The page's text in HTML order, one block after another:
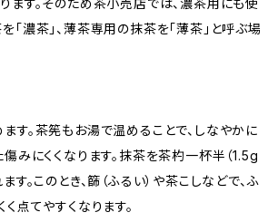
「濃茶」、薄茶専用の抹茶を「薄茶」と呼ぶ場
す。茶筅もお湯で温めることで、しなやかに
傷みにくくなります。抹茶を茶杓一杯半（1.5g
。このとき、篩（ふるい）や茶こしなどで、ふ
点てやすくなります。